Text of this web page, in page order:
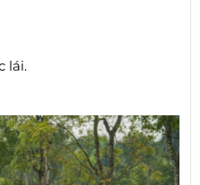
lái.